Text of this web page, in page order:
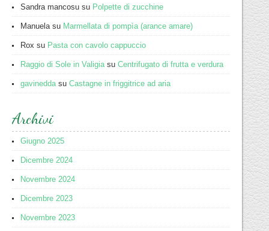
Sandra mancosu su Polpette di zucchine
Manuela su Marmellata di pompìa (arance amare)
Rox su Pasta con cavolo cappuccio
Raggio di Sole in Valigia suCentrifugato di frutta e verdura
gavinedda suCastagne in friggitrice ad aria
Archivi
Giugno 2025
Dicembre 2024
Novembre 2024
Dicembre 2023
Novembre 2023